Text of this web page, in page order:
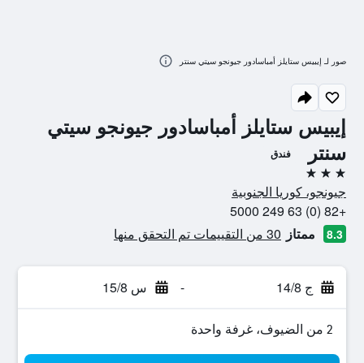
إيبيس ستايلز أمباسادور جيونجو سيتي
سنتر
فندق
3 نجوم
جيونجو، كوريا الجنوبية
+82 (0) 63 249 5000
8.3 ممتاز 30 من التقييمات تم التحقق منها
ج 14/8 - س 15/8
2 من الضيوف، غرفة واحدة
صور لـ إيبيس ستايلز أمباسادور جيونجو سيتي سنتر